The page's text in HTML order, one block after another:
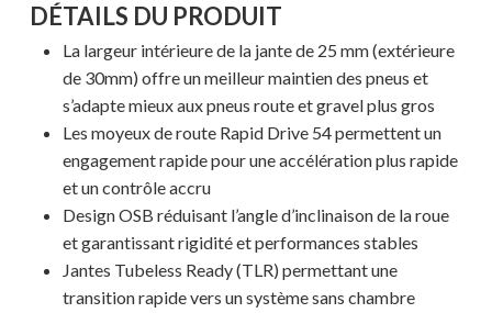
DÉTAILS DU PRODUIT
La largeur intérieure de la jante de 25 mm (extérieure
de 30mm) offre un meilleur maintien des pneus et
s’adapte mieux aux pneus route et gravel plus gros
Les moyeux de route Rapid Drive 54 permettent un
engagement rapide pour une accélération plus rapide
et un contrôle accru
Design OSB réduisant l’angle d’inclinaison de la roue
et garantissant rigidité et performances stables
Jantes Tubeless Ready (TLR) permettant une
transition rapide vers un système sans chambre